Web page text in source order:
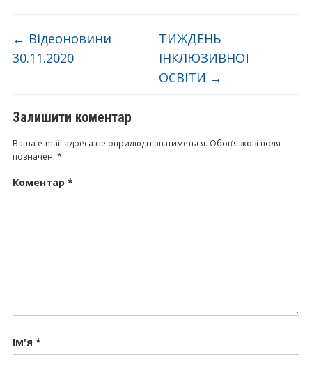
← Відеоновини
30.11.2020
ТИЖДЕНЬ
ІНКЛЮЗИВНОЇ
ОСВІТИ →
Залишити коментар
Ваша e-mail адреса не оприлюднюватиметься. Обов’язкові поля
позначені *
Коментар *
Ім'я *